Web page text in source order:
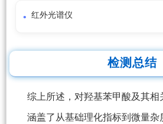
红外光谱仪
检测总结
综上所述，对羟基苯甲酸及其相
涵盖了从基础理化指标到微量杂